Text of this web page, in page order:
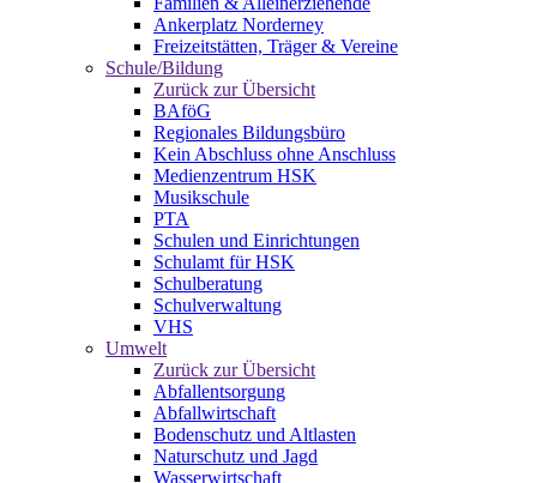
Ankerplatz Norderney
Freizeitstätten, Träger & Vereine
Schule/Bildung
Zurück zur Übersicht
BAföG
Regionales Bildungsbüro
Kein Abschluss ohne Anschluss
Medienzentrum HSK
Musikschule
PTA
Schulen und Einrichtungen
Schulamt für HSK
Schulberatung
Schulverwaltung
VHS
Umwelt
Zurück zur Übersicht
Abfallentsorgung
Abfallwirtschaft
Bodenschutz und Altlasten
Naturschutz und Jagd
Wasserwirtschaft